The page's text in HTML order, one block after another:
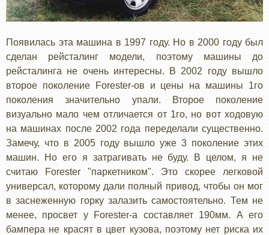
Появилась эта машина в 1997 году. Но в 2000 году был
сделан рейсталинг модели, поэтому машины до
рейсталинга не очень интересны. В 2002 году вышло
второе поколение Forester-ов и цены на машины 1го
поколения значительно упали. Второе поколение
визуально мало чем отличается от 1го, но вот ходовую
на машинах после 2002 года переделали существенно.
Замечу, что в 2005 году вышло уже 3 поколение этих
машин. Но его я затрагивать не буду. В целом, я не
считаю Forester "паркетником". Это скорее легковой
универсал, которому дали полный привод, чтобы он мог
в заснеженную горку залазить самостоятельно. Тем не
менее, просвет у Forester-а составляет 190мм. А его
бампера не красят в цвет кузова, поэтому нет риска их